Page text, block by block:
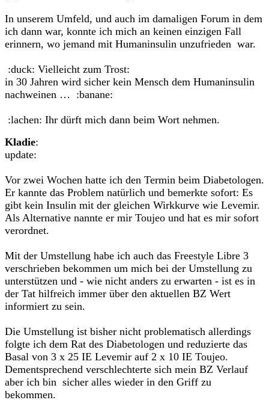
In unserem Umfeld, und auch im damaligen Forum in dem
ich dann war, konnte ich mich an keinen einzigen Fall
erinnern, wo jemand mit Humaninsulin unzufrieden war.
:duck: Vielleicht zum Trost:
in 30 Jahren wird sicher kein Mensch dem Humaninsulin
nachweinen … :banane:
:lachen: Ihr dürft mich dann beim Wort nehmen.
Kladie:
update:
Vor zwei Wochen hatte ich den Termin beim Diabetologen.
Er kannte das Problem natürlich und bemerkte sofort: Es
gibt kein Insulin mit der gleichen Wirkkurve wie Levemir.
Als Alternative nannte er mir Toujeo und hat es mir sofort
verordnet.
Mit der Umstellung habe ich auch das Freestyle Libre 3
verschrieben bekommen um mich bei der Umstellung zu
unterstützen und - wie nicht anders zu erwarten - ist es in
der Tat hilfreich immer über den aktuellen BZ Wert
informiert zu sein.
Die Umstellung ist bisher nicht problematisch allerdings
folgte ich dem Rat des Diabetologen und reduzierte das
Basal von 3 x 25 IE Levemir auf 2 x 10 IE Toujeo.
Dementsprechend verschlechterte sich mein BZ Verlauf
aber ich bin sicher alles wieder in den Griff zu
bekommen.